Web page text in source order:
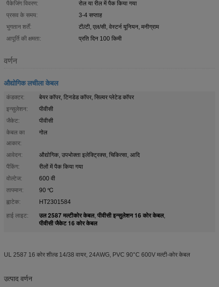
पैकेजिंग विवरण:
रोल या रील में पैक किया गया
प्रसव के समय:
3-4 सप्ताह
भुगतान शर्तें:
टी/टी, एल/सी, वेस्टर्न यूनियन, मनीग्राम
आपूर्ति की क्षमता:
प्रति दिन 100 किमी
वर्णन
औद्योगिक लचीला केबल
कंडक्टर:
बेयर कॉपर, टिनडेड कॉपर, सिल्वर प्लेटेड कॉपर
इन्सुलेशन:
पीवीसी
जैकेट:
पीवीसी
केबल का
आकार:
गोल
आवेदन:
औद्योगिक, उपभोक्ता इलेक्ट्रिक्स, चिकित्सा, आदि
पैकिंग:
रीलों में पैक किया गया
वोल्टेज:
600 वी
तापमान:
90 ℃
ह्वाटेक:
HT2301584
हाई लाइट:
उल 2587 मल्टीकोर केबल, पीवीसी इन्सुलेशन 16 कोर केबल,
पीवीसी जैकेट 16 कोर केबल
UL 2587 16 कोर शील्ड 14/38 वायर, 24AWG, PVC 90°C 600V मल्टी-कोर केबल
उत्पाद वर्णन